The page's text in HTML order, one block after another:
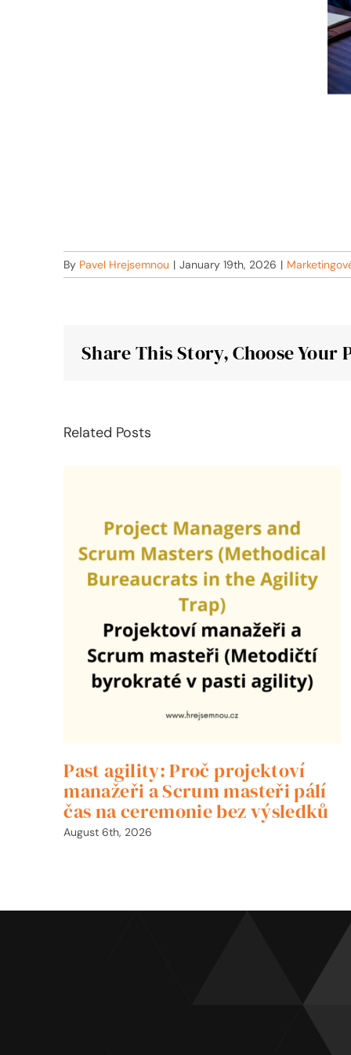
By Pavel Hrejsemnou | January 19th, 2026 |
Share This Story, Choose Your
Related Posts
Past agility: Proč projektoví
manažeři a Scrum masteři pálí
čas na ceremonie bez výsledků
August 6th, 2026